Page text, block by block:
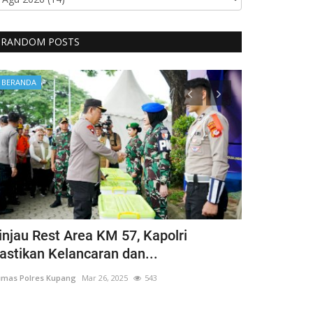
RANDOM POSTS
BERANDA
Rest Area KM 57, Kapolri
Kelancaran dan...
Polres Kupang Mar 26, 2025 543